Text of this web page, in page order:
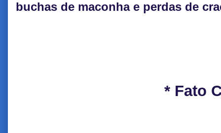
buchas de maconha e perdas de
* Fato